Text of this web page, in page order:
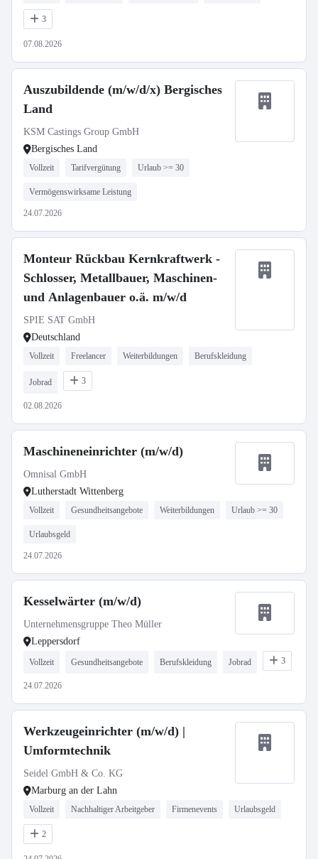
3
07.08.2026
Auszubildende (m/w/d/x) Bergisches
Land
KSM Castings Group GmbH
Bergisches Land
Vollzeit Tarifvergütung Urlaub >= 30
Vermögenswirksame Leistung
24.07.2026
Monteur Rückbau Kernkraftwerk -
Schlosser, Metallbauer, Maschinen-
und Anlagenbauer o.ä. m/w/d
SPIE SAT GmbH
Deutschland
Vollzeit Freelancer Weiterbildungen Berufskleidung
Jobrad 3
02.08.2026
Maschineneinrichter (m/w/d)
Omnisal GmbH
Lutherstadt Wittenberg
Vollzeit Gesundheitsangebote Weiterbildungen Urlaub >= 30
Urlaubsgeld
24.07.2026
Kesselwärter (m/w/d)
Unternehmensgruppe Theo Müller
Leppersdorf
Vollzeit Gesundheitsangebote Berufskleidung Jobrad 3
24.07.2026
Werkzeugeinrichter (m/w/d) |
Umformtechnik
Seidel GmbH & Co. KG
Marburg an der Lahn
Vollzeit Nachhaltiger Arbeitgeber Firmenevents Urlaubsgeld
2